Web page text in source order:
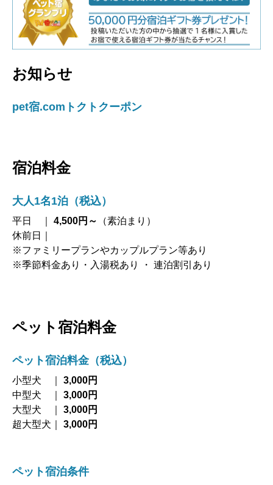
お知らせ
pet宿.comトクトクーポン
宿泊料金
大人1名1泊（税込）
平日 ｜ 4,500円～
（素泊まり）
休前日｜
※ファミリープランやカップルプラン等あり
※季節料金あり・入湯税あり ・ 連泊割引あり
ペット宿泊料金
ペット宿泊料金（税込）
小型犬 ｜ 3,000円
中型犬 ｜ 3,000円
大型犬 ｜ 3,000円
超大型犬｜ 3,000円
ペット宿泊条件